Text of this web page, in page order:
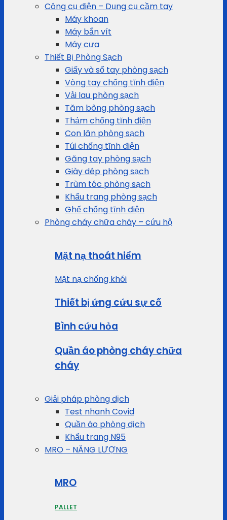
Công cụ điện – Dụng cụ cầm tay
Máy khoan
Máy bắn vít
Máy cưa
Thiết Bị Phòng Sạch
Giấy và sổ tay phòng sạch
Vòng tay chống tĩnh điện
Vải lau phòng sạch
Tăm bông phòng sạch
Thảm chống tĩnh điện
Con lăn phòng sạch
Túi chống tĩnh điện
Găng tay phòng sạch
Giày dép phòng sạch
Trùm tóc phòng sạch
Khẩu trang phòng sạch
Ghế chống tĩnh điện
Phòng cháy chữa cháy – cứu hộ
Mặt nạ thoát hiểm
Mặt nạ chống khói
Thiết bị ứng cứu sự cố
Bình cứu hỏa
Quần áo phòng cháy chữa
cháy
Giải pháp phòng dịch
Test nhanh Covid
Quần áo phòng dịch
Khẩu trang N95
MRO – NĂNG LƯỢNG
MRO
PALLET